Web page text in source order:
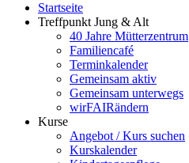
Startseite
Treffpunkt Jung & Alt
40 Jahre Mütterzentrum
Familiencafé
Terminkalender
Gemeinsam aktiv
Gemeinsam unterwegs
wirFAIRändern
Kurse
Angebot / Kurs suchen
Kurskalender